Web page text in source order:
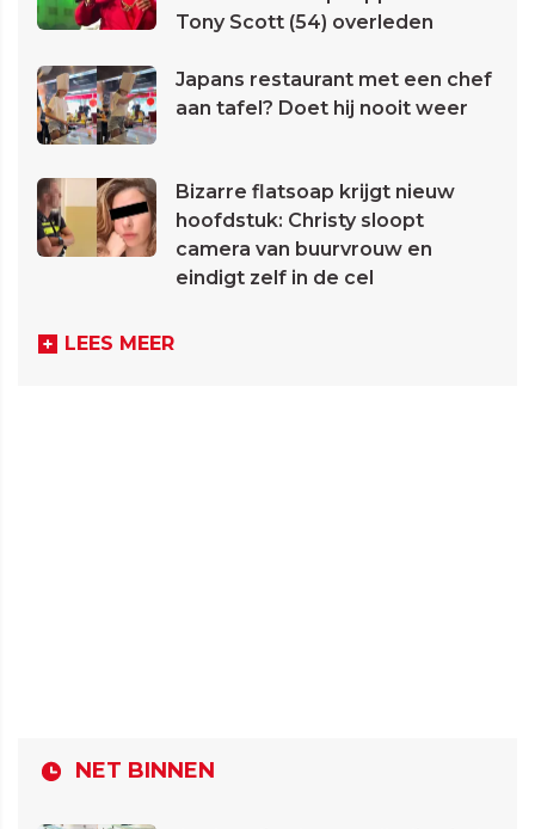
Tony Scott (54) overleden
Japans restaurant met een chef
aan tafel? Doet hij nooit weer
Bizarre flatsoap krijgt nieuw
hoofdstuk: Christy sloopt
camera van buurvrouw en
eindigt zelf in de cel
LEES MEER
NET BINNEN